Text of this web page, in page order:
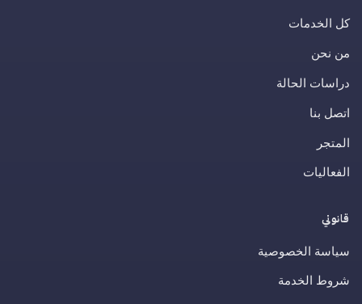
كل الخدمات
من نحن
دراسات الحالة
اتصل بنا
المتجر
الفعاليات
قانوني
سياسة الخصوصية
شروط الخدمة